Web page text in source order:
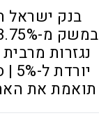
בנק ישראל
נגזרות
תואמת את